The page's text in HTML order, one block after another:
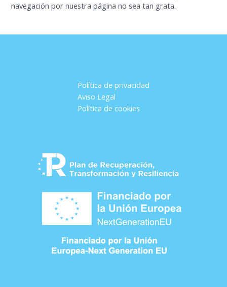
navegación por nuestra página no sea tan grata.
Política de privacidad
Aviso Legal
Política de cookies